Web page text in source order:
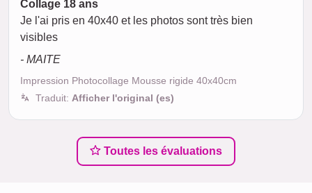
Collage 18 ans
Je l'ai pris en 40x40 et les photos sont très bien
visibles
- MAITE
Impression Photocollage Mousse rigide 40x40cm
Traduit: Afficher l'original (es)
Toutes les évaluations